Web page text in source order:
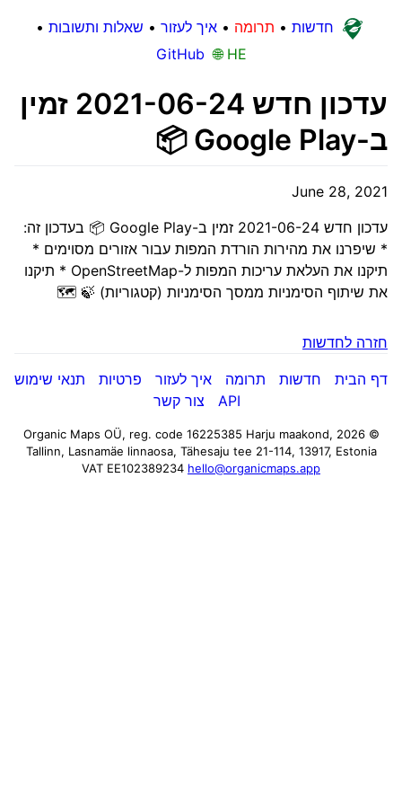
חדשות • תרומה •איך לעזור • שאלות ותשובות •
GitHub 🌐 HE
עדכון חדש 2021-06-24 זמין
ב-Google Play 📦
June 28, 2021
עדכון חדש 2021-06-24 זמין ב-Google Play 📦 בעדכון זה:
* שיפרנו את מהירות הורדת המפות עבור אזורים מסוימים *
תיקנו את העלאת עריכות המפות ל-OpenStreetMap * תיקנו
את שיתוף הסימניות ממסך הסימניות (קטגוריות) 🍃 🗺
חזרה לחדשות
דף הבית חדשות תרומה איך לעזור פרטיות
תנאי שימוש
API
צור קשר
© 2026 Organic Maps OÜ, reg. code 16225385
Harju maakond,
Tallinn, Lasnamäe linnaosa, Tähesaju tee 21-114, 13917, Estonia
VAT EE102389234 hello@organicmaps.app